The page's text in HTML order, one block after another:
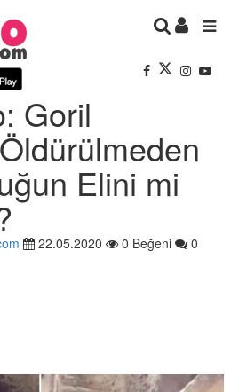
Goril
Elini mi
22.05.2020 0 Beğeni
0